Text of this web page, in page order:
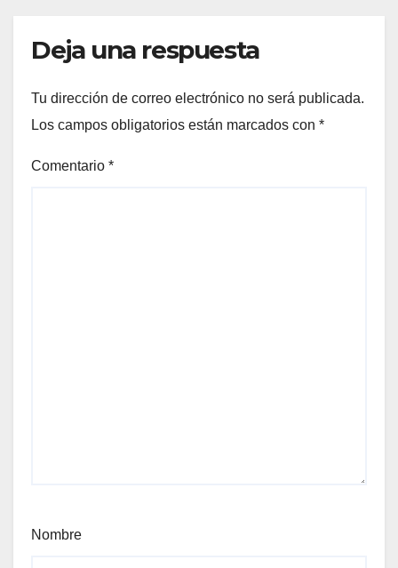
Deja una respuesta
Tu dirección de correo electrónico no será publicada.
Los campos obligatorios están marcados con *
Comentario *
Nombre